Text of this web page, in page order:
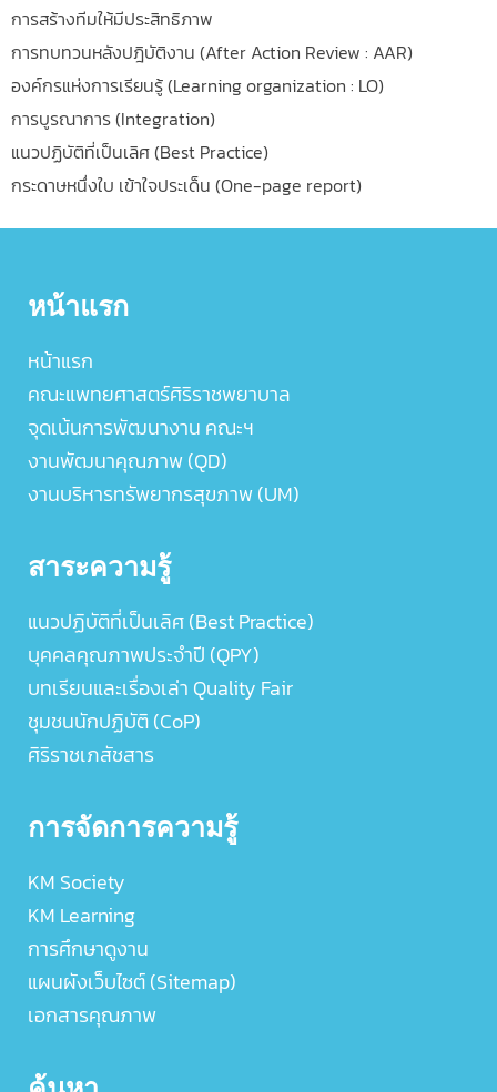
การสร้างทีมให้มีประสิทธิภาพ
การทบทวนหลังปฎิบัติงาน (After Action Review : AAR)
องค์กรแห่งการเรียนรู้ (Learning organization : LO)
การบูรณาการ (Integration)
แนวปฏิบัติที่เป็นเลิศ (Best Practice)
กระดาษหนึ่งใบ เข้าใจประเด็น (One-page report)
หน้าแรก
หน้าแรก
คณะแพทยศาสตร์ศิริราชพยาบาล
จุดเน้นการพัฒนางาน คณะฯ
งานพัฒนาคุณภาพ (QD)
งานบริหารทรัพยากรสุขภาพ (UM)
สาระความรู้
แนวปฏิบัติที่เป็นเลิศ (Best Practice)
บุคคลคุณภาพประจำปี (QPY)
บทเรียนและเรื่องเล่า Quality Fair
ชุมชนนักปฏิบัติ (CoP)
ศิริราชเภสัชสาร
การจัดการความรู้
KM Society
KM Learning
การศึกษาดูงาน
แผนผังเว็บไซต์ (Sitemap)
เอกสารคุณภาพ